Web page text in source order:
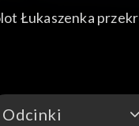
Łukaszenka
reżim? Czy
„Anody”,
Odcinki